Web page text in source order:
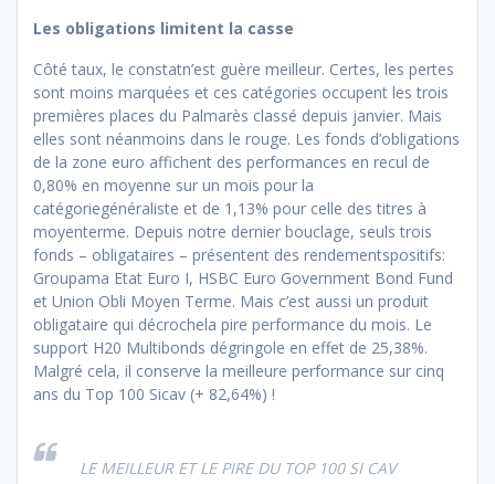
Les obligations limitent la casse
Côté taux, le constatn’est guère meilleur. Certes, les pertes
sont moins marquées et ces catégories occupent les trois
premières places du Palmarès classé depuis janvier. Mais
elles sont néanmoins dans le rouge. Les fonds d’obligations
de la zone euro affichent des performances en recul de
0,80% en moyenne sur un mois pour la
catégoriegénéraliste et de 1,13% pour celle des titres à
moyenterme. Depuis notre dernier bouclage, seuls trois
fonds – obligataires – présentent des rendementspositifs:
Groupama Etat Euro I, HSBC Euro Government Bond Fund
et Union Obli Moyen Terme. Mais c’est aussi un produit
obligataire qui décrochela pire performance du mois. Le
support H20 Multibonds dégringole en effet de 25,38%.
Malgré cela, il conserve la meilleure performance sur cinq
ans du Top 100 Sicav (+ 82,64%) !
LE MEILLEUR ET LE PIRE DU TOP 100 SI CAV